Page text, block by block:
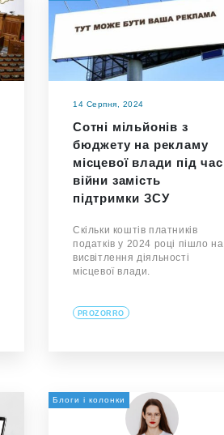
14 Серпня, 2024
Сотні мільйонів з
бюджету на рекламу
місцевої влади під час
війни замість
підтримки ЗСУ
Скільки коштів платників
податків у 2024 році пішло на
висвітлення діяльності
місцевої влади.
PROZORRO
Блоги і колонки